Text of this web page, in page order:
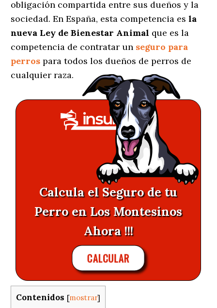
obligación compartida entre sus dueños y la
sociedad. En España, esta competencia esla
nueva Ley de Bienestar Animal que es la
competencia de contratar un seguro para
perros para todos los dueños de perros de
cualquier raza.
Calcula el Seguro de tu
Perro en Los Montesinos
Ahora !!!
CALCULAR
Contenidos [mostrar]